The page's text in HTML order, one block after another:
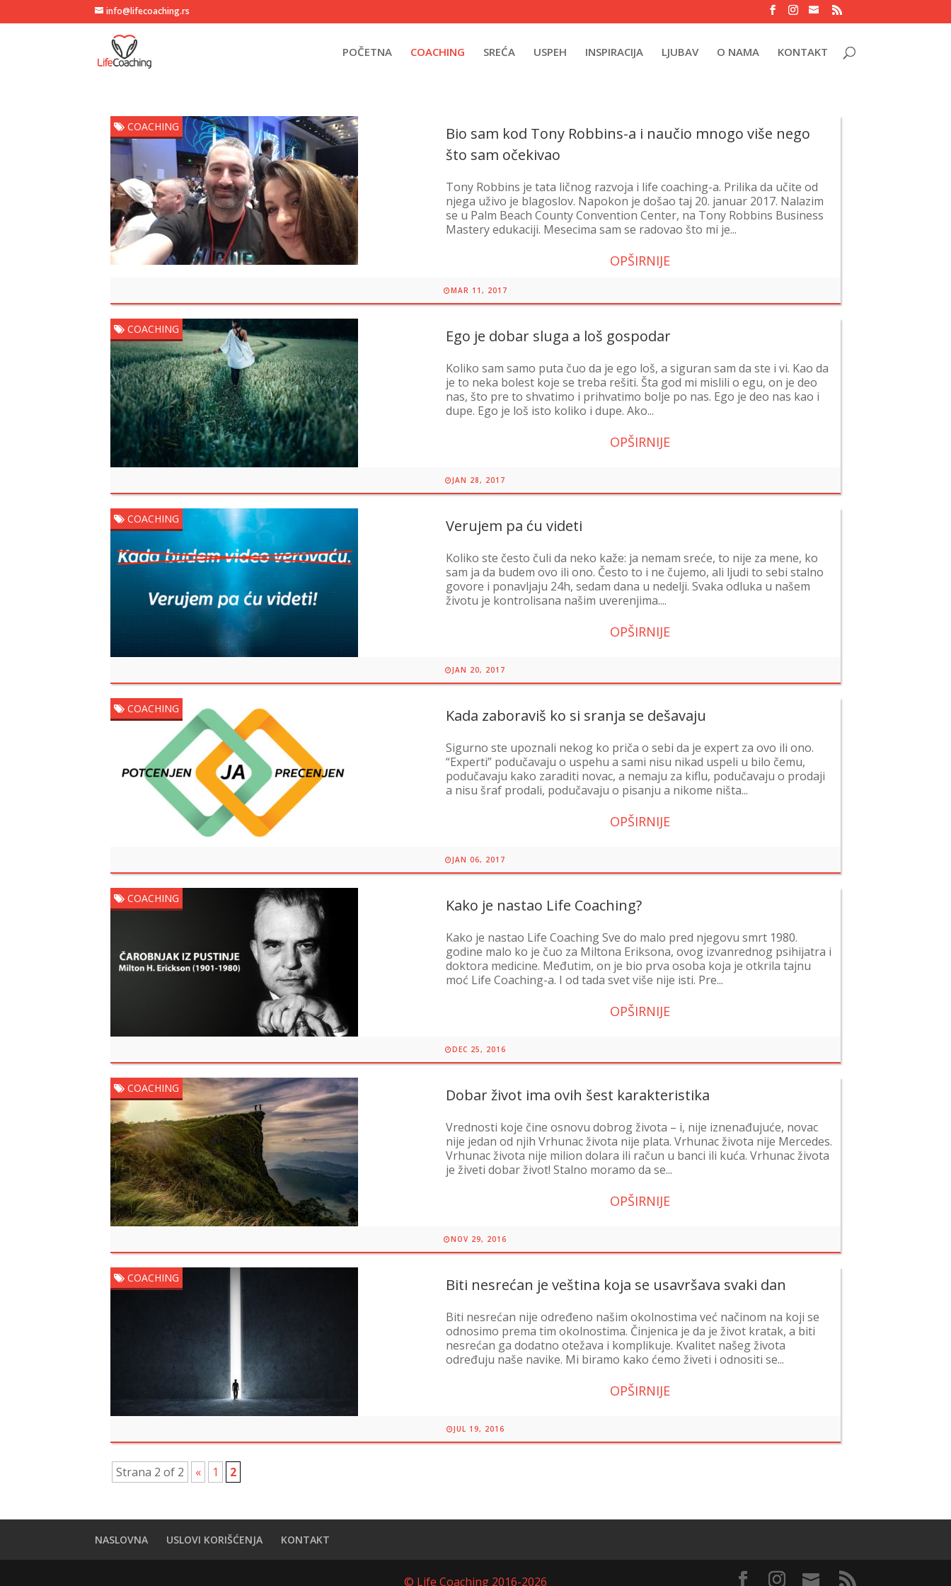
info@lifecoaching.rs
POČETNA COACHING SREĆA USPEH INSPIRACIJA LJUBAV O NAMA KONTAKT
COACHING
Bio sam kod Tony Robbins-a i naučio mnogo više nego
što sam očekivao
Tony Robbins je tata ličnog razvoja i life coaching-a. Prilika da učite od
njega uživo je blagoslov. Napokon je došao taj 20. januar 2017. Nalazim
se u Palm Beach County Convention Center, na Tony Robbins Business
Mastery edukaciji. Mesecima sam se radovao što mi je...
OPŠIRNIJE
MAR 11, 2017
COACHING Ego je dobar sluga a loš gospodar
Koliko sam samo puta čuo da je ego loš, a siguran sam da ste i vi. Kao da
je to neka bolest koje se treba rešiti. Šta god mi mislili o egu, on je deo
nas, što pre to shvatimo i prihvatimo bolje po nas. Ego je deo nas kao i
dupe. Ego je loš isto koliko i dupe. Ako...
OPŠIRNIJE
JAN 28, 2017
COACHING Verujem pa ću videti
Koliko ste često čuli da neko kaže: ja nemam sreće, to nije za mene, ko
sam ja da budem ovo ili ono. Često to i ne čujemo, ali ljudi to sebi stalno
govore i ponavljaju 24h, sedam dana u nedelji. Svaka odluka u našem
životu je kontrolisana našim uverenjima....
OPŠIRNIJE
JAN 20, 2017
COACHING Kada zaboraviš ko si sranja se dešavaju
Sigurno ste upoznali nekog ko priča o sebi da je expert za ovo ili ono.
“Experti” podučavaju o uspehu a sami nisu nikad uspeli u bilo čemu,
podučavaju kako zaraditi novac, a nemaju za kiflu, podučavaju o prodaji
a nisu šraf prodali, podučavaju o pisanju a nikome ništa...
OPŠIRNIJE
JAN 06, 2017
COACHING Kako je nastao Life Coaching?
Kako je nastao Life Coaching Sve do malo pred njegovu smrt 1980.
godine malo ko je čuo za Miltona Eriksona, ovog izvanrednog psihijatra i
doktora medicine. Međutim, on je bio prva osoba koja je otkrila tajnu
moć Life Coaching-a. I od tada svet više nije isti. Pre...
OPŠIRNIJE
DEC 25, 2016
COACHING Dobar život ima ovih šest karakteristika
Vrednosti koje čine osnovu dobrog života – i, nije iznenađujuće, novac
nije jedan od njih Vrhunac života nije plata. Vrhunac života nije Mercedes.
Vrhunac života nije milion dolara ili račun u banci ili kuća. Vrhunac života
je živeti dobar život! Stalno moramo da se...
OPŠIRNIJE
NOV 29, 2016
COACHING Biti nesrećan je veština koja se usavršava svaki dan
Biti nesrećan nije određeno našim okolnostima već načinom na koji se
odnosimo prema tim okolnostima. Činjenica je da je život kratak, a biti
nesrećan ga dodatno otežava i komplikuje. Kvalitet našeg života
određuju naše navike. Mi biramo kako ćemo živeti i odnositi se...
OPŠIRNIJE
JUL 19, 2016
Strana 2 of 2 « 1 2
NASLOVNA USLOVI KORIŠĆENJA KONTAKT
© Life Coaching 2016-2026